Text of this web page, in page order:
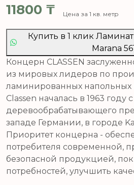
Первоначальная
11800 ₸
Текущая цена:
Цена за 1 кв. метр
Купить в 1 клик
Marana
Концерн CLASSEN
из мировых лидеров по
ламинированных напольных
Classen началась в 1963 году
деревообрабатывающего
западе Германии, в городе
Приоритет концерна -
потребителя современной,
безопасной продукцией,
потребностей, улучшить